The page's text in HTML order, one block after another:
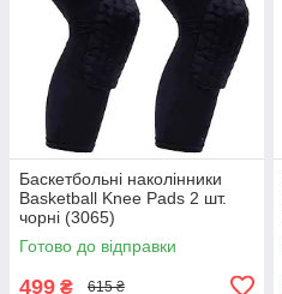
Баскетбольні наколінники
Basketball Knee Pads 2 шт.
чорні (3065)
Готово до відправки
499 ₴ 615 ₴